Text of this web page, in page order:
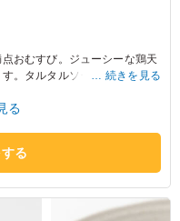
おむすび。ジューシーな鶏天
。タルタルソースのまろやか
続きを見る
る
る